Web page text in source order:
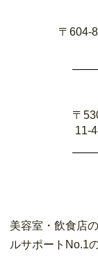
〒604-
〒
11-
美容室・飲食店
ルサポートNo.1